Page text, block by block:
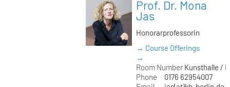
Prof. Dr. Mona
Jas
Honorarprofessorin
→ Course Offerings
→
Room NumberKunsthalle /
Phone
0176 62954007